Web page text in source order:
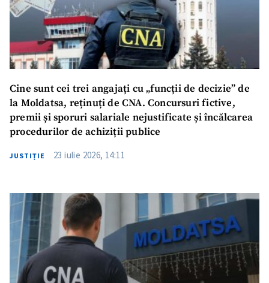
Cine sunt cei trei angajați cu „funcții de decizie” de
la Moldatsa, reținuți de CNA. Concursuri fictive,
premii și sporuri salariale nejustificate și încălcarea
procedurilor de achiziții publice
JUSTIȚIE 23 iulie 2026, 14:11